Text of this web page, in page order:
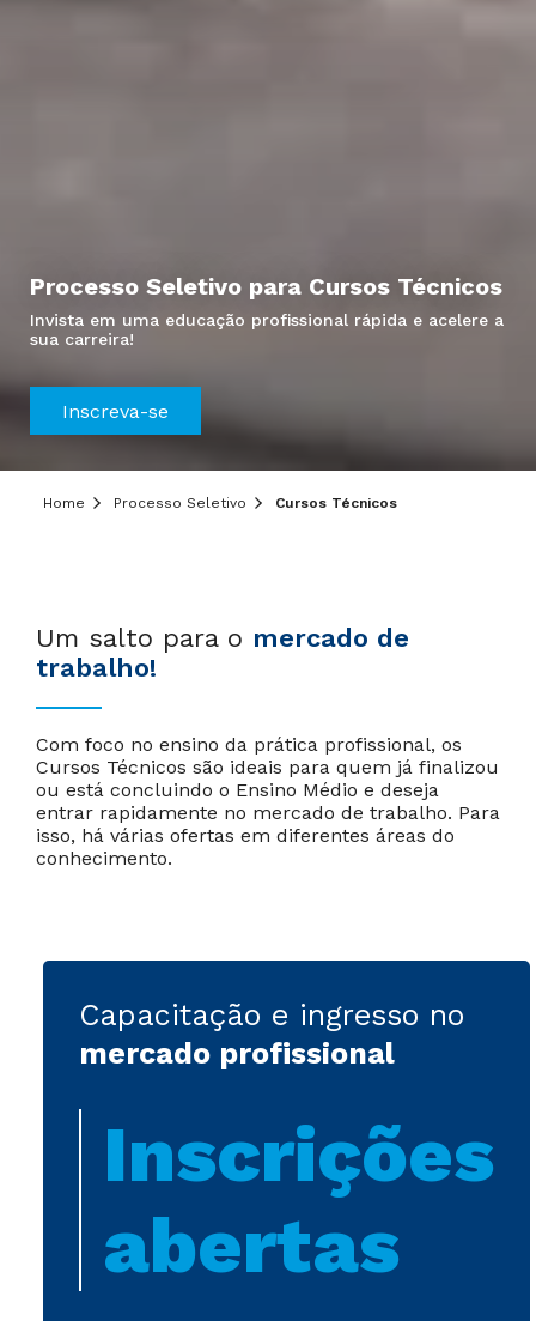
Processo Seletivo para Cursos Técnicos
Invista em uma educação profissional rápida e acelere a
sua carreira!
Inscreva-se
Home Processo Seletivo Cursos Técnicos
Um salto para o mercado de
trabalho!
Com foco no ensino da prática profissional, os
Cursos Técnicos são ideais para quem já finalizou
ou está concluindo o Ensino Médio e deseja
entrar rapidamente no mercado de trabalho. Para
isso, há várias ofertas em diferentes áreas do
conhecimento.
Capacitação e ingresso no
mercado profissional
Inscrições
abertas